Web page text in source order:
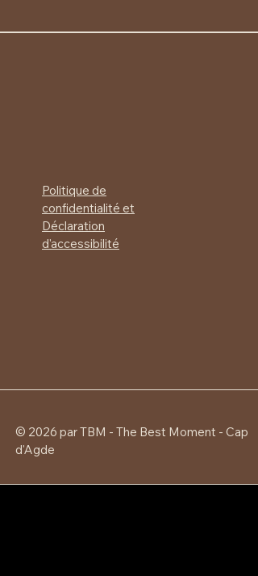
Politique de
confidentialité et
Déclaration
d'accessibilité
© 2026 par TBM - The Best Moment - Cap
d'Agde